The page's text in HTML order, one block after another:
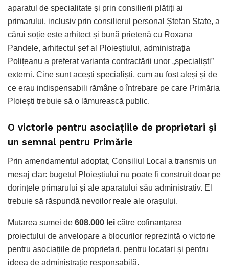
aparatul de specialitate și prin consilierii plătiți ai
primarului, inclusiv prin consilierul personal Ștefan State, a
cărui soție este arhitect și bună prietenă cu Roxana
Pandele, arhitectul șef al Ploieștiului, administrația
Polițeanu a preferat varianta contractării unor „specialiști”
externi. Cine sunt acești specialiști, cum au fost aleși și de
ce erau indispensabili rămâne o întrebare pe care Primăria
Ploiești trebuie să o lămurească public.
O victorie pentru asociațiile de proprietari și
un semnal pentru Primărie
Prin amendamentul adoptat, Consiliul Local a transmis un
mesaj clar: bugetul Ploieștiului nu poate fi construit doar pe
dorințele primarului și ale aparatului său administrativ. El
trebuie să răspundă nevoilor reale ale orașului.
Mutarea sumei de 608.000 lei către cofinanțarea
proiectului de anvelopare a blocurilor reprezintă o victorie
pentru asociațiile de proprietari, pentru locatari și pentru
ideea de administrație responsabilă.